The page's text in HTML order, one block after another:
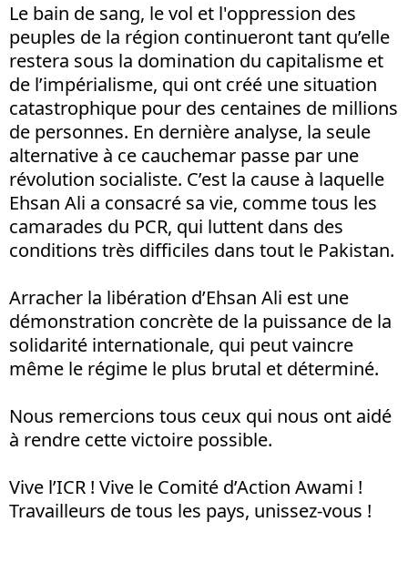
Le bain de sang, le vol et l'oppression des
peuples de la région continueront tant qu’elle
restera sous la domination du capitalisme et
de l’impérialisme, qui ont créé une situation
catastrophique pour des centaines de millions
de personnes. En dernière analyse, la seule
alternative à ce cauchemar passe par une
révolution socialiste. C’est la cause à laquelle
Ehsan Ali a consacré sa vie, comme tous les
camarades du PCR, qui luttent dans des
conditions très difficiles dans tout le Pakistan.
Arracher la libération d’Ehsan Ali est une
démonstration concrète de la puissance de la
solidarité internationale, qui peut vaincre
même le régime le plus brutal et déterminé.
Nous remercions tous ceux qui nous ont aidé
à rendre cette victoire possible.
Vive l’ICR ! Vive le Comité d’Action Awami !
Travailleurs de tous les pays, unissez-vous !